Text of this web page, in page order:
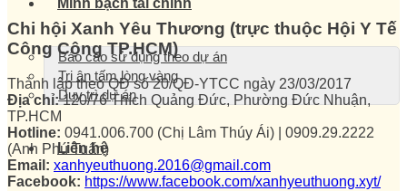
Minh bạch tài chính
Báo cáo sử dụng theo dự án
Tri ân tấm lòng vàng
Duy trì dự án
Liên hệ
Chi hội Xanh Yêu Thương (trực thuộc Hội Y Tế
Công Cộng TP.HCM)
Thành lập theo QĐ số 20/QĐ-YTCC ngày 23/03/2017
Địa chỉ:120/76 Thích Quảng Đức, Phường Đức Nhuận,
TP.HCM
Hotline: 0941.006.700 (Chị Lâm Thúy Ái) | 0909.29.2222
(Anh Phú Tuấn)
Email: xanhyeuthuong.2016@gmail.com
Facebook: https://www.facebook.com/xanhyeuthuong.xyt/